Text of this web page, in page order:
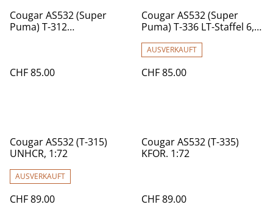
Cougar AS532 (Super
Puma) T-312
CHF 85.00
Cougar AS532 (Super
Puma) T-336 LT-Staffel 6,
AUSVERKAUFT
CHF 85.00
Cougar AS532 (T-315)
UNHCR, 1:72
AUSVERKAUFT
CHF 89.00
Cougar AS532 (T-335)
KFOR. 1:72
CHF 89.00